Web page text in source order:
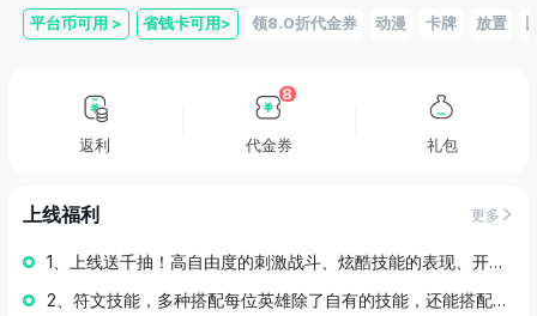
平台币可用 > 省钱卡可用> 领8.0折代金券 动漫 卡牌 放置
返利 代金券
8
礼包
上线福利 更多
1、上线送千抽！高自由度的刺激战斗、炫酷技能的表现、开启了险象环生复仇之路。
2、符文技能，多种搭配每位英雄除了自有的技能，还能搭配不同符文、技能练就属于你自己的强大英雄。